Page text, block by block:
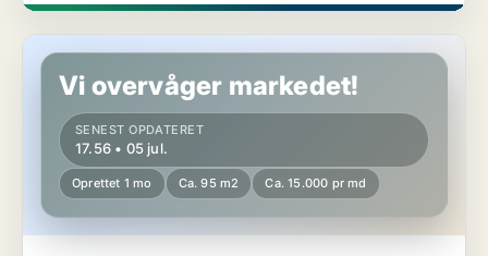
Butik i Esbjerg
Vi overvåger markedet!
SENEST OPDATERET
17.56 • 05 jul.
Oprettet 1 mo Ca. 95 m2 Ca. 15.000 pr md